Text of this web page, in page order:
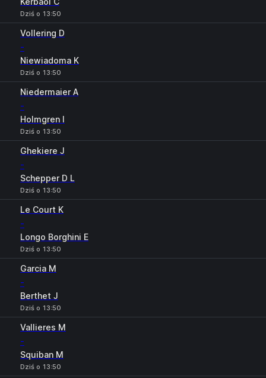
Dziś o 13:50
Vollering D
-
Niewiadoma K
Dziś o 13:50
Niedermaier A
-
Holmgren I
Dziś o 13:50
Ghekiere J
-
Schepper D L
Dziś o 13:50
Le Court K
-
Longo Borghini E
Dziś o 13:50
Garcia M
-
Berthet J
Dziś o 13:50
Vallieres M
-
Squiban M
Dziś o 13:50